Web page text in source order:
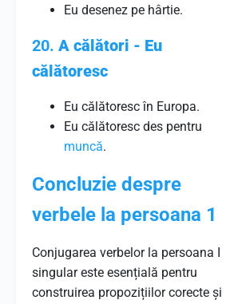
Eu desenez pe hârtie.
20. A călători - Eu
călătoresc
Eu călătoresc în Europa.
Eu călătoresc des pentru
muncă.
Concluzie despre
verbele la persoana 1
Conjugarea verbelor la persoana I
singular este esențială pentru
construirea propozițiilor corecte și